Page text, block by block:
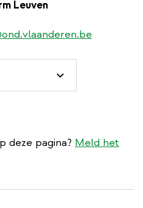
Leuven
deze pagina? Meld het